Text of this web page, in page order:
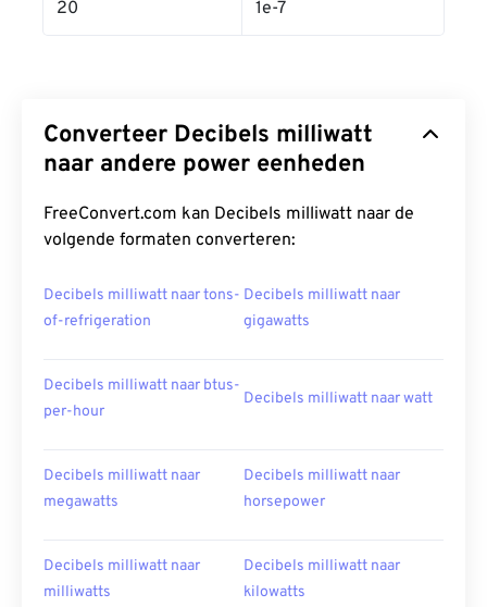
20 1e-7
Converteer Decibels milliwatt
naar andere power eenheden
FreeConvert.com kan Decibels milliwatt naar de
volgende formaten converteren:
Decibels milliwatt naar tons-
of-refrigeration
Decibels milliwatt naar
gigawatts
Decibels milliwatt naar btus-
per-hour
Decibels milliwatt naar watt
Decibels milliwatt naar
megawatts
Decibels milliwatt naar
horsepower
Decibels milliwatt naar
milliwatts
Decibels milliwatt naar
kilowatts